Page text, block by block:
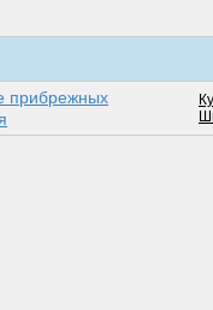
прибрежных